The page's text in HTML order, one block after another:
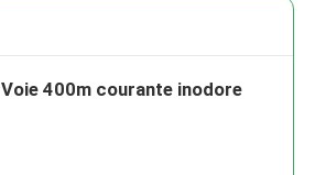
Voie 400m courante inodore